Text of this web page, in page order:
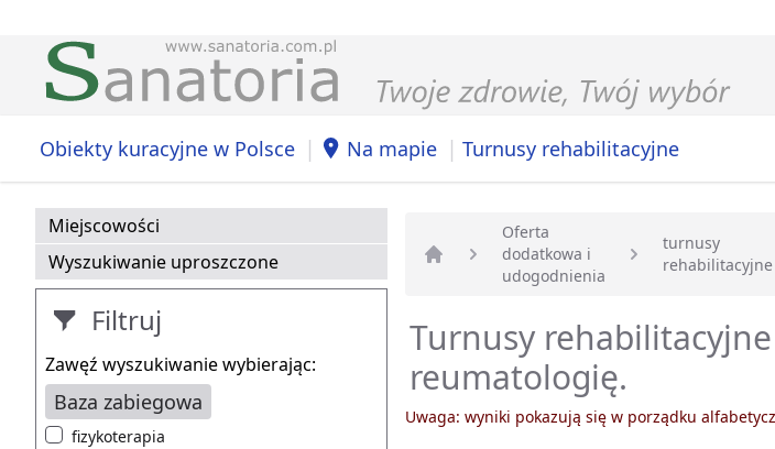
Obiekty kuracyjne w Polsce | Na mapie | Turnusy rehabilitacyjne
Miejscowości
Wyszukiwanie uproszczone
Filtruj
Zawęź wyszukiwanie wybierając:
Baza zabiegowa
fizykoterapia
Strona główna
Oferta
dodatkowa i
udogodnienia
turnusy
rehabilitacyjne
Turnusy
reumatologię.
Uwaga: wyniki pokazują się w porządku